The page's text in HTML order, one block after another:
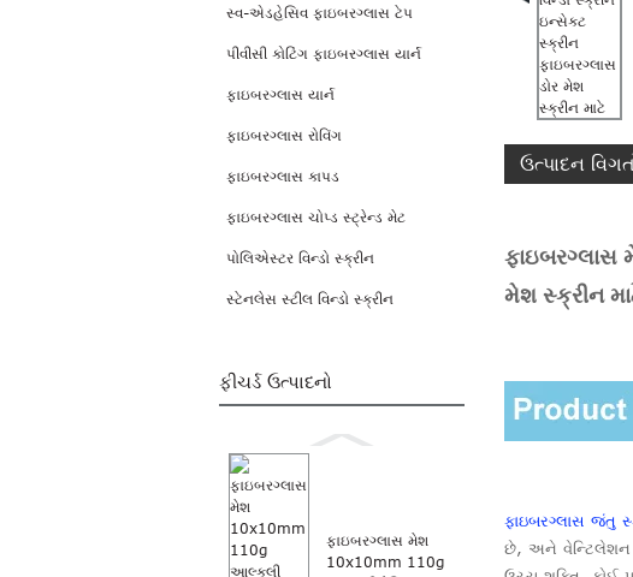
સ્વ-એડહેસિવ ફાઇબરગ્લાસ ટેપ
પીવીસી કોટિંગ ફાઇબરગ્લાસ યાર્ન
ફાઇબરગ્લાસ યાર્ન
ફાઇબરગ્લાસ રોવિંગ
ફાઇબરગ્લાસ કાપડ
ફાઇબરગ્લાસ ચોપ્ડ સ્ટ્રેન્ડ મેટ
પોલિએસ્ટર વિન્ડો સ્ક્રીન
સ્ટેનલેસ સ્ટીલ વિન્ડો સ્ક્રીન
ફીચર્ડ ઉત્પાદનો
ફાઇબરગ્લાસ મેશ
10x10mm 110g
ઉત્પાદન
ફાઇબરગ્લાસ
મેશ સ્ક્રીન
ફાઇબરગ્લાસ જંતુ
છે, અને વેન્ટિલેશન